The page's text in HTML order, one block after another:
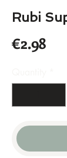
Rubi
€2.98